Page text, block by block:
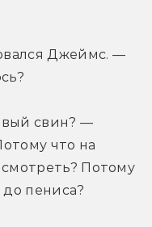
Джеймс. —
свин? —
что на
Потому
пениса?